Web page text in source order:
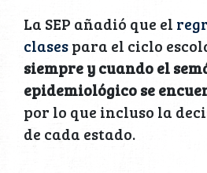
La SEP añadió que el
clasespara el ciclo
siempre y cuando el
epidemiológico se
por lo que incluso la
de cada estado.